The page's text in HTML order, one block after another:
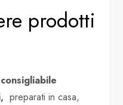
prodotti
consigliabile
preparati in casa,